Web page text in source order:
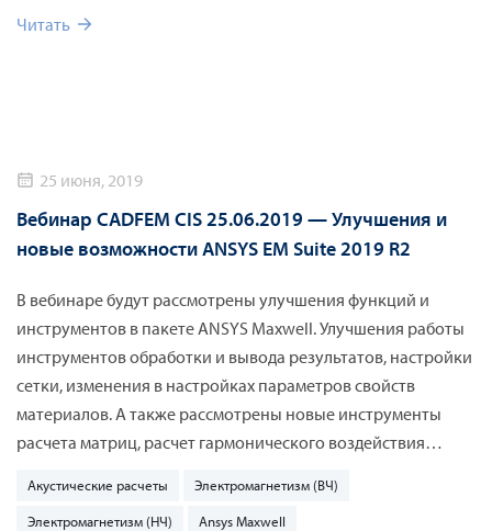
Читать
25 июня, 2019
Вебинар CADFEM CIS 25.06.2019 — Улучшения и
новые возможности ANSYS EM Suite 2019 R2
В вебинаре будут рассмотрены улучшения функций и
инструментов в пакете ANSYS Maxwell. Улучшения работы
инструментов обработки и вывода результатов, настройки
сетки, изменения в настройках параметров свойств
материалов. А также рассмотрены новые инструменты
расчета матриц, расчет гармонического воздействия
Акустические расчеты Электромагнетизм (ВЧ)
Электромагнетизм (НЧ) Ansys Maxwell